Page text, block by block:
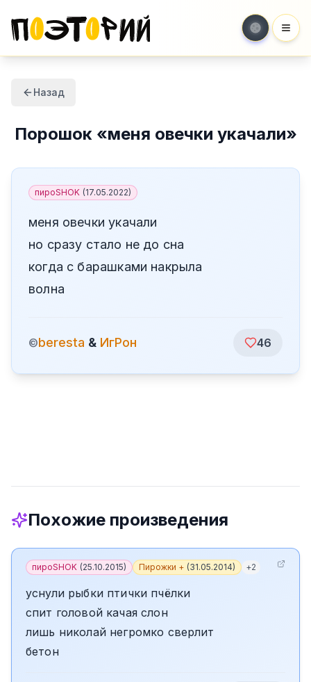
Назад
Порошок«меня овечки укачали»
пироSHOK (17.05.2022)
меня овечки укачали
но сразу стало не до сна
когда с барашками накрыла
волна
©beresta & ИгРон 46
Похожие произведения
пироSHOK (25.10.2015) Пирожки + (31.05.2014) +2
уснули рыбки птички пчёлки
спит головой качая слон
лишь николай негромко сверлит
бетон